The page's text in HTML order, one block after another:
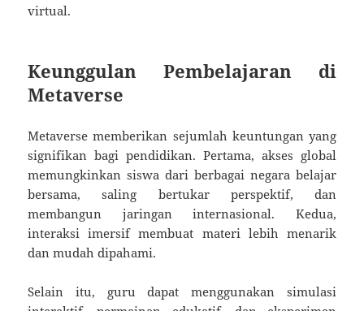
virtual.
Keunggulan Pembelajaran di
Metaverse
Metaverse memberikan sejumlah keuntungan yang
signifikan bagi pendidikan. Pertama, akses global
memungkinkan siswa dari berbagai negara belajar
bersama, saling bertukar perspektif, dan
membangun jaringan internasional. Kedua,
interaksi imersif membuat materi lebih menarik
dan mudah dipahami.
Selain itu, guru dapat menggunakan simulasi